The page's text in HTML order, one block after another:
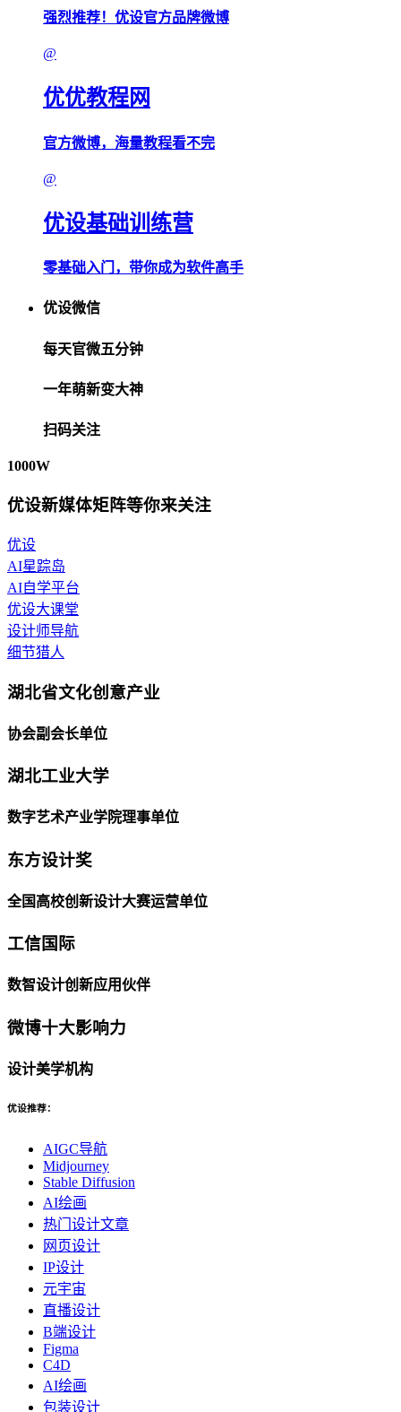
强烈推荐！优设官方品牌微博
@
优优教程网
官方微博，海量教程看不完
@
优设基础训练营
零基础入门，带你成为软件高手
优设微信
每天官微五分钟
一年萌新变大神
扫码关注
1000W
优设新媒体矩阵等你来关注
优设
AI星踪岛
AI自学平台
优设大课堂
设计师导航
细节猎人
湖北省文化创意产业
协会副会长单位
湖北工业大学
数字艺术产业学院理事单位
东方设计奖
全国高校创新设计大赛运营单位
工信国际
数智设计创新应用伙伴
微博十大影响力
设计美学机构
优设推荐：
AIGC导航
Midjourney
Stable Diffusion
AI绘画
热门设计文章
网页设计
IP设计
元宇宙
直播设计
B端设计
Figma
C4D
AI绘画
包装设计